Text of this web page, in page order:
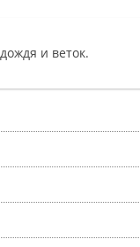
и веток.